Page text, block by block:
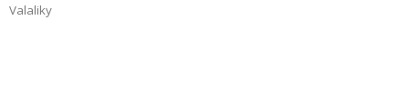
Valaliky